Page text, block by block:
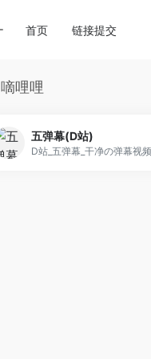
首页 链接提交
嘀哩哩
五弹幕(D站)